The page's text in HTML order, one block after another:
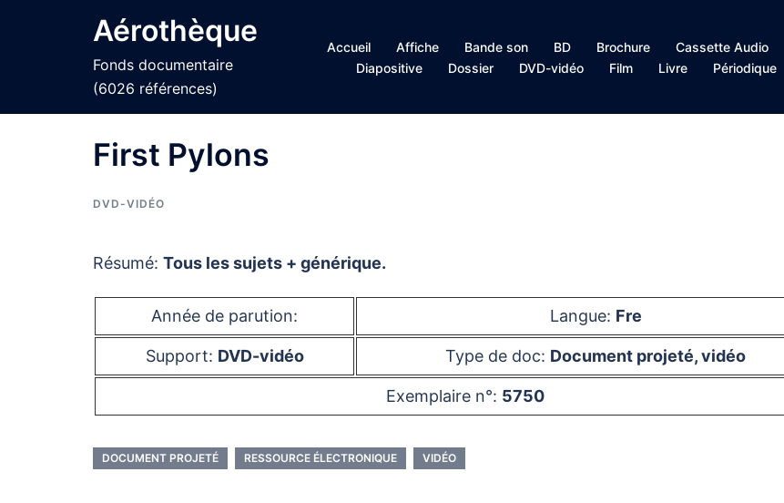
Aérothèque
Fonds documentaire
(6026 références)
Accueil Affiche Bande son BD Brochure Cassette Audio
Diapositive
Dossier DVD-vidéo Film Livre Périodique
First Pylons
DVD-VIDÉO
Résumé: Tous les sujets + générique.
Année de parution: Langue: Fre
Support: DVD-vidéo Type de doc: Document projeté, vidéo
Exemplaire n°: 5750
DOCUMENT PROJETÉ RESSOURCE ÉLECTRONIQUE VIDÉO